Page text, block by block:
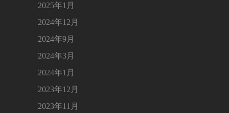
2025年1月
2024年12月
2024年9月
2024年3月
2024年1月
2023年12月
2023年11月